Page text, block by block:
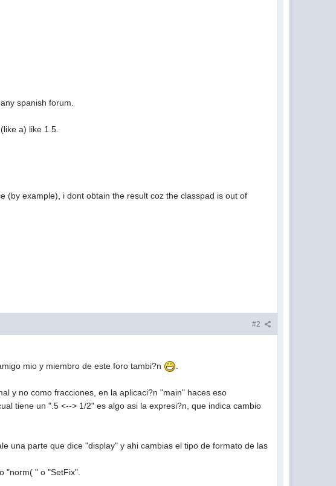
spanish forum.
a) like 1.5.
(by example), i dont obtain the result coz the classpad is out of
#2
mio y miembro de este foro tambi?n
y no como fracciones, en la aplicaci?n "main" haces eso
tiene un ".5 <--> 1/2" es algo asi la expresi?n, que indica cambio
una parte que dice "display" y ahi cambias el tipo de formato de las
"norm( " o "SetFix".